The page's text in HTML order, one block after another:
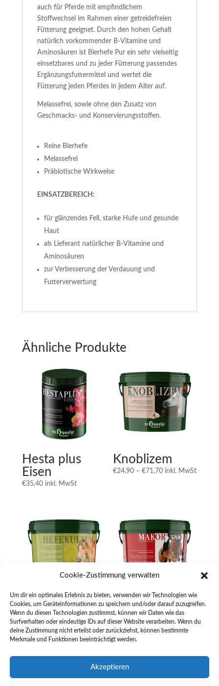
Cookie-Zustimmung verwalten
Um dir ein optimales Erlebnis zu bieten, verwenden wir Technologien wie
Cookies, um Geräteinformationen zu speichern und/oder darauf zuzugreifen.
Wenn du diesen Technologien zustimmst, können wir Daten wie das
Surfverhalten oder eindeutige IDs auf dieser Website verarbeiten. Wenn du
deine Zustimmung nicht erteilst oder zurückziehst, können bestimmte
Merkmale und Funktionen beeinträchtigt werden.
Akzeptieren
auch für Pferde mit empfindlichem
Stoffwechsel im Rahmen einer getreidefreien
Fütterung geeignet. Durch den hohen Gehalt
natürlich vorkommender B-Vitamine und
Aminosäuren ist Bierhefe Pur ein sehr vielseitig
einsetzbares und zu jeder Fütterung passendes
Ergänzungsfuttermittel und wertet die
Fütterung jeden Pferdes in jedem Alter auf.
Melassefrei, sowie ohne den Zusatz von
Geschmacks- und Konservierungsstoffen.
Reine Bierhefe
Melassefrei
Präbiotische Wirkweise
EINSATZBEREICH:
für glänzendes Fell, starke Hufe und gesunde
Haut
als Lieferant natürlicher B-Vitamine und
Aminosäuren
zur Verbesserung der Verdauung und
Futterverwertung
Ähnliche Produkte
Hesta plus
Eisen
€35,40 inkl. MwSt
Knoblizem
€24,90 –€71,70Preisspanne:
inkl. MwSt
Hefekultur
€27,90 –€63,70 Preisspanne:
€27,90
bis
inkl. MwSt
Makor
€33,10 –€93,70 Preisspanne:
€33,10
inkl. MwSt